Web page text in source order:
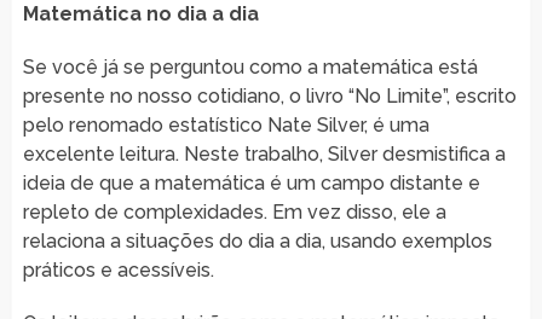
Matemática no dia a dia
Se você já se perguntou como a matemática está
presente no nosso cotidiano, o livro “No Limite”, escrito
pelo renomado estatístico Nate Silver, é uma
excelente leitura. Neste trabalho, Silver desmistifica a
ideia de que a matemática é um campo distante e
repleto de complexidades. Em vez disso, ele a
relaciona a situações do dia a dia, usando exemplos
práticos e acessíveis.